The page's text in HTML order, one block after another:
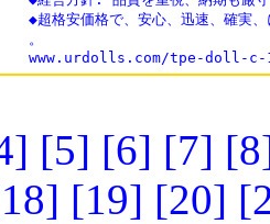
◆超格安価格で、安心、迅速、確実
。
[5] [6] [7]
[19] [20]